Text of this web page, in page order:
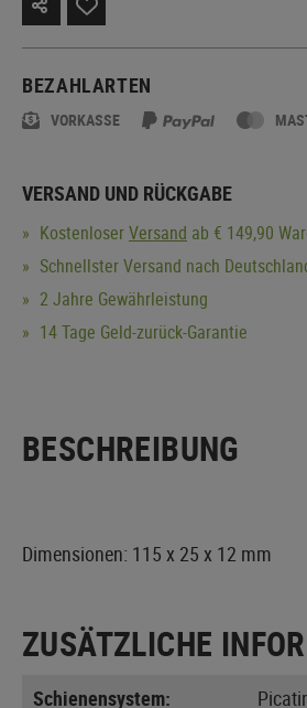
BEZAHLARTEN
VORKASSE
VERSAND UND RÜCKGABE
KostenloserVersand ab € 149,90
Schnellster Versand nach
2 Jahre Gewährleistung
14 Tage Geld-zurück-Garantie
BESCHREIBUNG
Dimensionen: 115 x 25 x 12 mm
ZUSÄTZLICHE
Schienensystem: